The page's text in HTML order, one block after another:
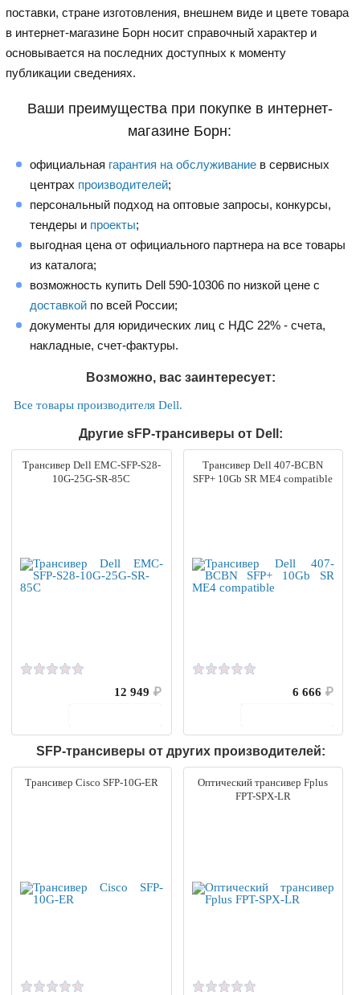
поставки, стране изготовления, внешнем виде и цвете товара
в интернет-магазине Борн носит справочный характер и
основывается на последних доступных к моменту
публикации сведениях.
Ваши преимущества при покупке в интернет-
магазине Борн:
официальная гарантия на обслуживание в сервисных
центрах производителей;
персональный подход на оптовые запросы, конкурсы,
тендеры и проекты;
выгодная цена от официального партнера на все товары
из каталога;
возможность купить Dell 590-10306 по низкой цене с
доставкой по всей России;
документы для юридических лиц с НДС 22% - счета,
накладные, счет-фактуры.
Возможно, вас заинтересует:
Все товары производителя Dell.
Другие sFP-трансиверы от Dell:
Трансивер Dell EMC-SFP-S28-
10G-25G-SR-85C
12 949 ₽
Трансивер Dell 407-BCBN
SFP+ 10Gb SR ME4 compatible
6 666 ₽
SFP-трансиверы от других производителей:
Трансивер Cisco SFP-10G-ER
Оптический трансивер Fplus
FPT-SPX-LR